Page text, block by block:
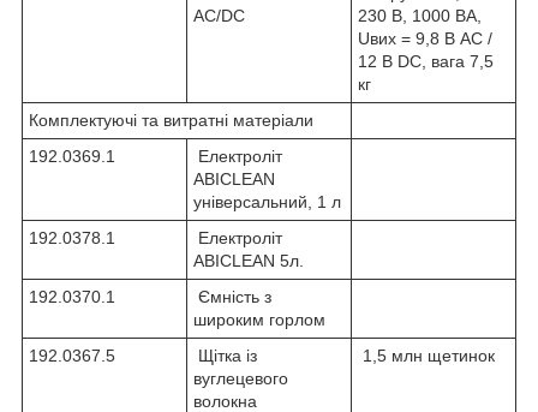
AC/DC
230 В, 1000 ВА,
Uвих = 9,8 В AC /
12 В DC, вага 7,5
кг
Комплектуючі та витратні матеріали
192.0369.1
Електроліт
ABICLEAN
універсальний, 1 л
192.0378.1
Електроліт
ABICLEAN 5л.
192.0370.1
Ємність з
широким горлом
192.0367.5
Щітка із
вуглецевого
волокна
1,5 млн щетинок